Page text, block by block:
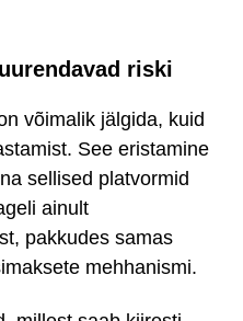
riski
võimalik jälgida, kuid
See eristamine
sellised platvormid
ainult
pakkudes samas
mehhanismi.